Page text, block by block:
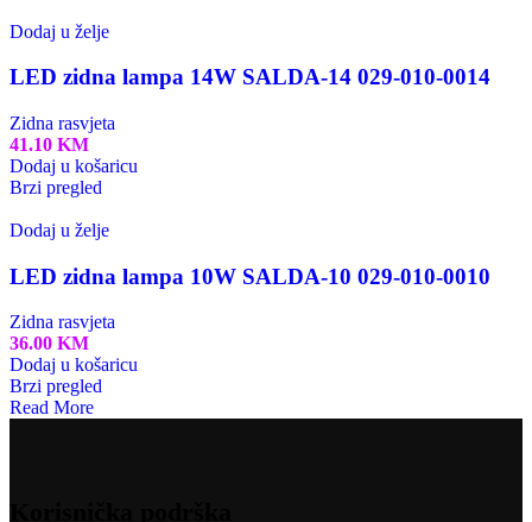
Dodaj u želje
LED zidna lampa 14W SALDA-14 029-010-0014
Zidna rasvjeta
41.10 KM
Dodaj u košaricu
Brzi pregled
Dodaj u želje
LED zidna lampa 10W SALDA-10 029-010-0010
Zidna rasvjeta
36.00 KM
Dodaj u košaricu
Brzi pregled
Read More